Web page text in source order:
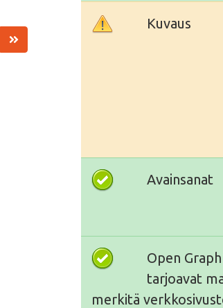
Kuvaus
Avainsanat
Open
tarjoavat
merkitä